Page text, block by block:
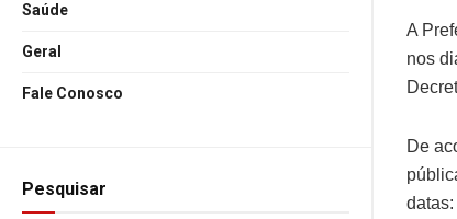
Saúde
Geral
Fale Conosco
Pesquisar
A
nos
De